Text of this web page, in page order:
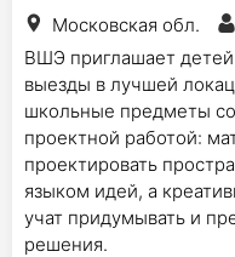
Московская обл.
ВШЭ приглашает
выезды в лучшей
школьные предметы
проектной работой:
проектировать
языком идей, а
учат придумывать и
решения.